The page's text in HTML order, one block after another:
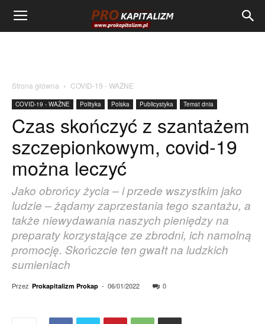
Strona główna COVID-19 - WAŻNE
COVID-19 - WAŻNE Polityka Polska Publicystyka Temat dnia
Czas skończyć z szantażem
szczepionkowym, covid-19
można leczyć
Jako obrońcy życia – i przede wszystkim jako
ludzie – żądamy zaprzestania tego szantażu, a
także niewydawania naszych pieniędzy na
preparaty korzystające ze zbrodni, ich namolną
promocję. Skończcie ten gwałt na ludzkich
sumieniach
Przez Prokapitalizm Prokap - 06/01/2022 0